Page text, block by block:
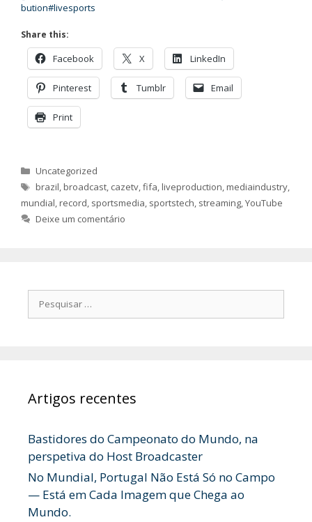
bution#livesports
Share this:
Facebook X LinkedIn
Pinterest Tumblr Email
Print
Categorias
Uncategorized
Etiquetas
brazil,broadcast, cazetv,fifa,liveproduction,mediaindustry,
mundial,record, sportsmedia, sportstech, streaming,YouTube
Deixe um comentário
Pesquisar
por:
Artigos recentes
Bastidores do Campeonato do Mundo, na
perspetiva do Host Broadcaster
No Mundial, Portugal Não Está Só no Campo
— Está em Cada Imagem que Chega ao
Mundo.